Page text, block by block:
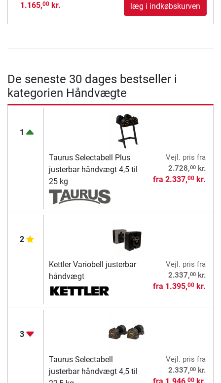
1.165,00kr. læg i indkøbskurven
De seneste 30 dages bestseller i
kategorien Håndvægte
1
Taurus Selectabell Plus
justerbar håndvægt 4,5 til
25 kg
Vejl. pris fra
2.728,00kr.
fra 2.337,00kr.
2
Kettler Variobell justerbar
håndvægt
Vejl. pris fra
2.337,00kr.
fra 1.395,00kr.
3
Taurus Selectabell
justerbar håndvægt 4,5 til
Vejl. pris fra
2.337,00kr.
00